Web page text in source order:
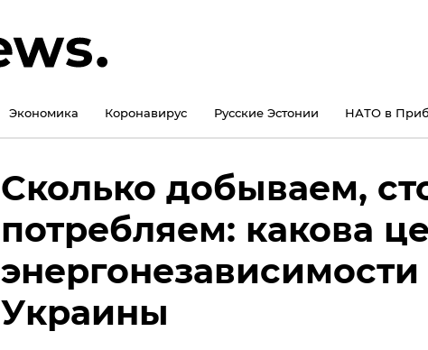
Экономика Коронавирус Русские Эстонии НАТО в
Сколько добываем,
потребляем: какова
энергонезависимости
Украины